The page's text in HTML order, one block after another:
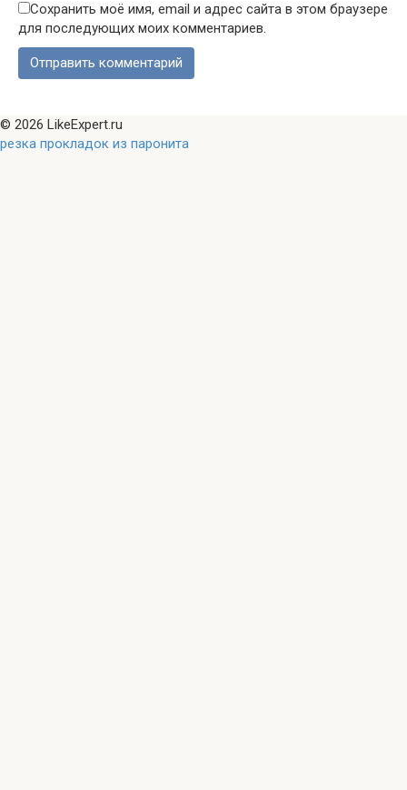
Сохранить моё имя, email и адрес сайта в этом браузере
для последующих моих комментариев.
© 2026 LikeExpert.ru
резка прокладок из паронита